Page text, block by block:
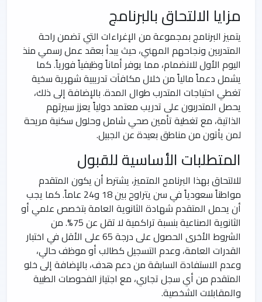
مزايا الالتحاق بالبرنامج
يتميز البرنامج بمجموعة من الإغراءات التي تضمن راحة
المتدربين ونجاحهم المهني، حيث يبدأ بعقد عمل رسمي منذ
اليوم الأول للانضمام، مما يوفر أماناً وظيفياً فورياً. كما
يشمل دعماً مالياً من خلال مكافآت تدريبية شهرية سخية
تغطي احتياجات المتدرب طوال المدة. بالإضافة إلى ذلك،
يحصل المتدربون على تدريب معتمد دولياً يعزز سيرتهم
الذاتية، مع تغطية تأمين صحي شامل وحلول سكنية مريحة
لمن يأتون من مناطق بعيدة عن الجبيل.
المتطلبات الأساسية للقبول
للالتحاق بهذا البرنامج المتميز، يشترط أن يكون المتقدم
مواطناً سعودياً في سن يتراوح بين 18 و24 عاماً. كما يجب
أن يحمل المتقدم شهادة الثانوية العامة بتخصص علمي أو
الثانوية الصناعية بنسبة تراكمية لا تقل عن 75%. من
الشروط الأخرى الحصول على درجة 65 على الأقل في اختبار
القدرات العامة، وعدم التسجيل كطالب أو موظف حالي،
وعدم الاستفادة السابقة من دعم هدف، بالإضافة إلى خلو
المتقدم من أي سجل تجاري، مع اجتياز الفحوصات الطبية
والمقابلات الشخصية.